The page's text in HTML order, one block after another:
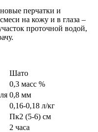
перчатки и
на кожу и в глаза –
проточной водой,
Шато
0,3 масс %
0,8 мм
0,16-0,18 л/кг
Пк2 (5-6) см
2 часа